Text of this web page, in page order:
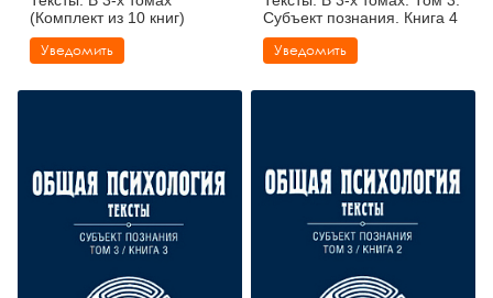
(Комплект из 10 книг)
Уведомить
Субъект познания. Книга 4
Уведомить